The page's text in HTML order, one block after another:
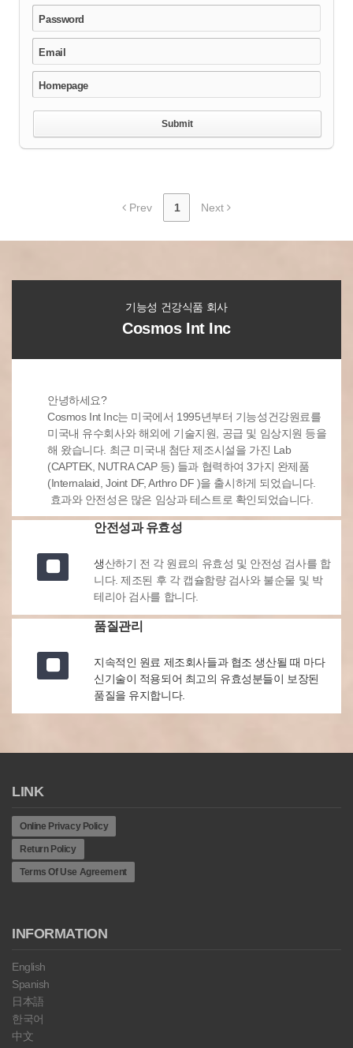
Password
Email
Homepage
Prev 1 Next
기능성 건강식품 회사
Cosmos Int Inc
안녕하세요?
Cosmos Int Inc는 미국에서 1995년부터 기능성건강원료를
미국내 유수회사와 해외에 기술지원, 공급 및 임상지원 등을
해 왔습니다. 최근 미국내 첨단 제조시설을 가진 Lab
(CAPTEK, NUTRA CAP 등) 들과 협력하여 3가지 완제품
(Internalaid, Joint DF, Arthro DF )을 출시하게 되었습니다.
효과와 안전성은 많은 임상과 테스트로 확인되었습니다.
안전성과 유효성
생산하기 전 각 원료의 유효성 및 안전성 검사를 합
니다. 제조된 후 각 캡슐함량 검사와 불순물 및 박
테리아 검사를 합니다.
품질관리
지속적인 원료 제조회사들과 협조 생산될 때 마다
신기술이 적용되어 최고의 유효성분들이 보장된
품질을 유지합니다.
LINK
Online Privacy Policy
Return Policy
Terms Of Use Agreement
INFORMATION
English
Spanish
日本語
한국어
中文